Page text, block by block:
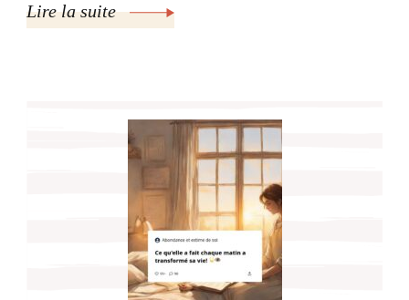
Lire la suite